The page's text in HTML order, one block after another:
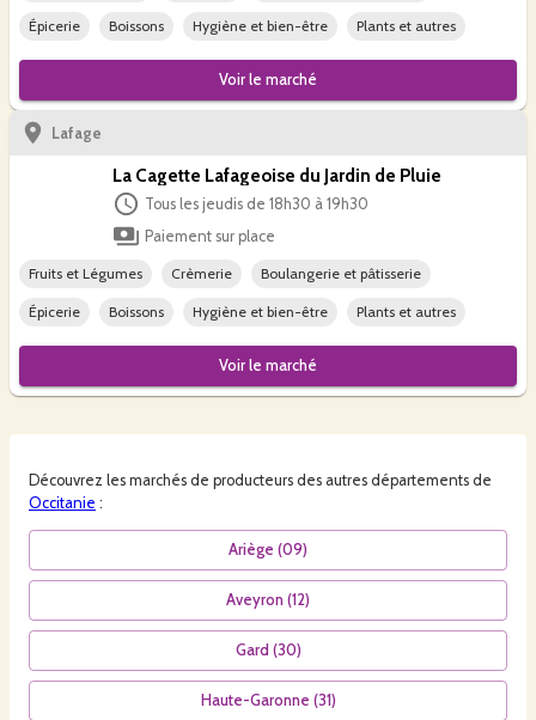
Épicerie Boissons Hygiène et bien-être Plants et autres
Voir le marché
Lafage
La Cagette Lafageoise du Jardin de Pluie
Tous les jeudis de 18h30 à 19h30
Paiement sur place
Fruits et Légumes Crèmerie Boulangerie et pâtisserie
Épicerie Boissons Hygiène et bien-être Plants et autres
Voir le marché
Découvrez les marchés de producteurs des autres départements de
Occitanie :
Ariège (09)
Aveyron (12)
Gard (30)
Haute-Garonne (31)